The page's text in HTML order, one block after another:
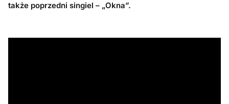
także poprzedni singiel – „Okna”.